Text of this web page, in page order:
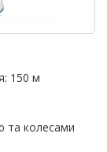
150 м
та колесами